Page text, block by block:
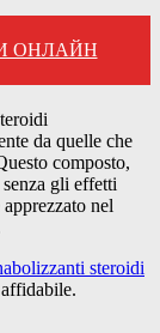
ОНЛАЙН
da quelle che
composto,
gli effetti
nel
steroidi